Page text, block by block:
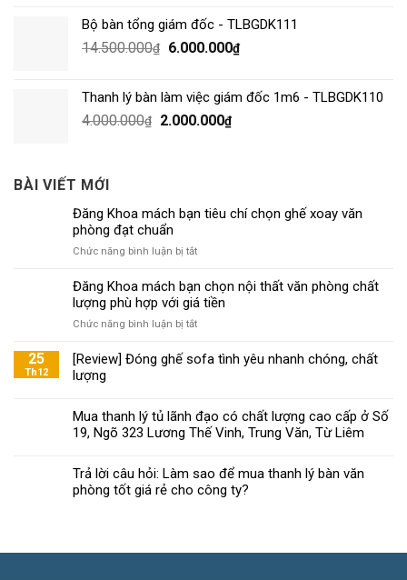
Bộ bàn tổng giám đốc - TLBGDK111
14.500.000₫ 6.000.000₫
Thanh lý bàn làm việc giám đốc 1m6 - TLBGDK110
4.000.000₫ 2.000.000₫
BÀI VIẾT MỚI
Đăng Khoa mách bạn tiêu chí chọn ghế xoay văn
phòng đạt chuẩn
Chức năng bình luận bị tắtở
Khoa
mách
tiêu
chọn
phòng
đạt
Đăng Khoa mách bạn chọn nội thất văn phòng chất
lượng phù hợp với giá tiền
Chức năng bình luận bị tắtở
Khoa
nội
thất
chất
lượng
giá
25
Th12
[Review] Đóng ghế sofa tình yêu nhanh chóng, chất
lượng
Mua thanh lý tủ lãnh đạo có chất lượng cao cấp ở Số
19, Ngõ 323 Lương Thế Vinh, Trung Văn, Từ Liêm
Trả lời câu hỏi: Làm sao để mua thanh lý bàn văn
phòng tốt giá rẻ cho công ty?